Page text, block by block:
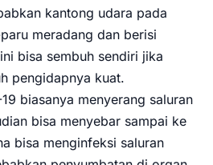
kantong udara pada
meradang dan berisi
bisa sembuh sendiri jika
pengidapnya kuat.
biasanya menyerang saluran
bisa menyebar sampai ke
bisa menginfeksi saluran